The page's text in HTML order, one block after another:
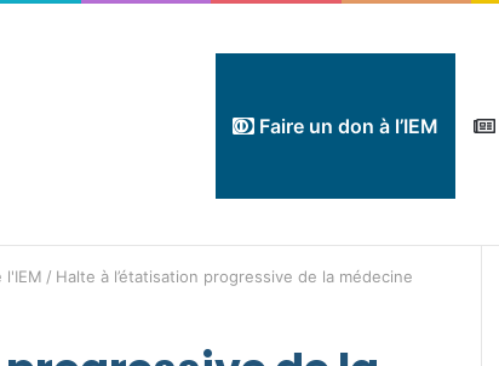
Faire un don à l’IEM
l'IEM / Halte à l’étatisation progressive de la médecine